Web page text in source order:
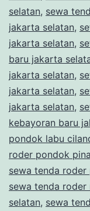
selatan, sewa
jakarta selatan,
jakarta selatan,
baru jakarta
jakarta selatan,
jakarta selatan,
jakarta selatan,
kebayoran baru
pondok labu
roder pondok
sewa tenda
sewa tenda
selatan, sewa